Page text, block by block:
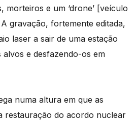
morteiros e um ‘drone’ [veículo
gravação, fortemente editada,
laser a sair de uma estação
e desfazendo-os em
numa altura em que as
restauração do acordo nuclear